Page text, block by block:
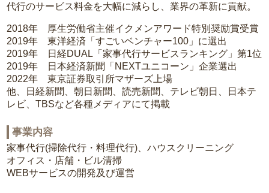
代行のサービス料金を大幅に減らし、業界の革新に貢献。
2018年 厚生労働省主催イクメンアワード特別奨励賞受賞
2019年 東洋経済「すごいベンチャー100」に選出
2019年 日経DUAL「家事代行サービスランキング」第1位
2019年 日本経済新聞「NEXTユニコーン」企業選出
2022年 東京証券取引所マザーズ上場
他、日経新聞、朝日新聞、読売新聞、テレビ朝日、日本テ
レビ、TBSなど各種メディアにて掲載
事業内容
家事代行(掃除代行・料理代行)、ハウスクリーニング
オフィス・店舗・ビル清掃
WEBサービスの開発及び運営